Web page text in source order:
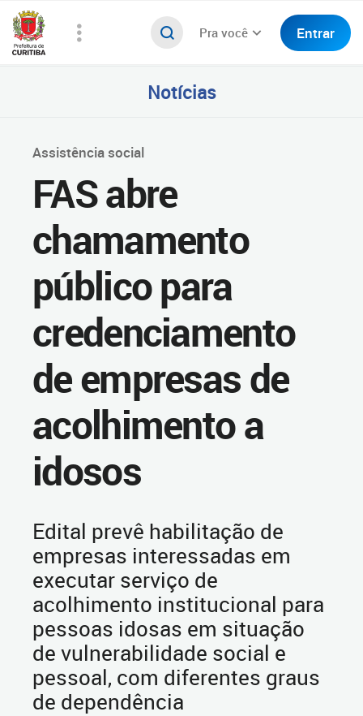
Pra você Entrar
Notícias
Assistência social
FAS abre
chamamento
público para
credenciamento
de empresas de
acolhimento a
idosos
Edital prevê habilitação de
empresas interessadas em
executar serviço de
acolhimento institucional para
pessoas idosas em situação
de vulnerabilidade social e
pessoal, com diferentes graus
de dependência